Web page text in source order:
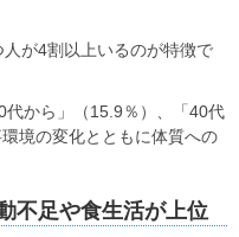
が4割以上いるのが特徴で
から」（15.9％）、「40代
境の変化とともに体質への
不足や食生活が上位